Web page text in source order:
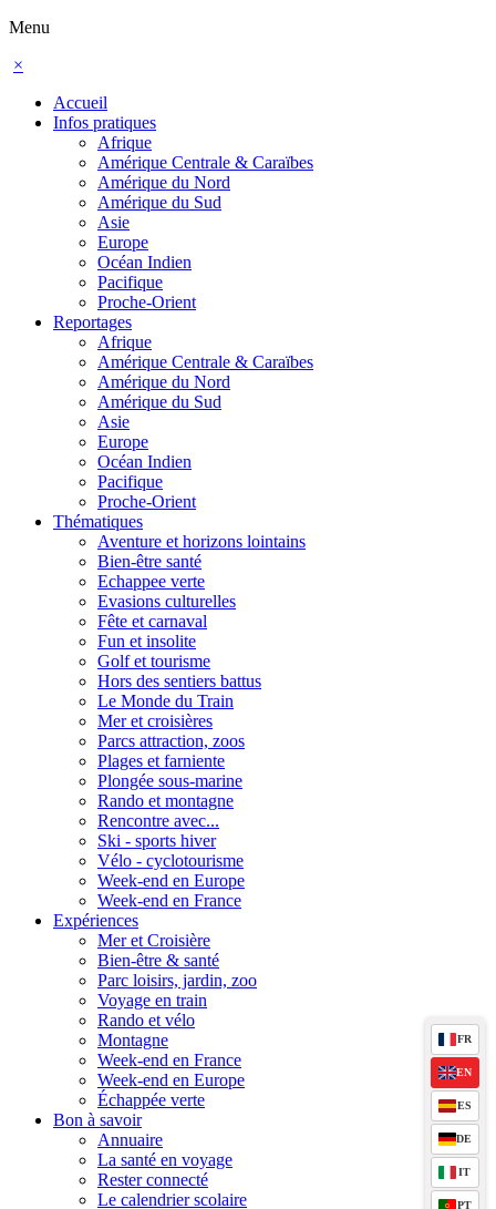
Menu
×
Accueil
Infos pratiques
Afrique
Amérique Centrale & Caraïbes
Amérique du Nord
Amérique du Sud
Asie
Europe
Océan Indien
Pacifique
Proche-Orient
Reportages
Afrique
Amérique Centrale & Caraïbes
Amérique du Nord
Amérique du Sud
Asie
Europe
Océan Indien
Pacifique
Proche-Orient
Thématiques
Aventure et horizons lointains
Bien-être santé
Echappee verte
Evasions culturelles
Fête et carnaval
Fun et insolite
Golf et tourisme
Hors des sentiers battus
Le Monde du Train
Mer et croisières
Parcs attraction, zoos
Plages et farniente
Plongée sous-marine
Rando et montagne
Rencontre avec...
Ski - sports hiver
Vélo - cyclotourisme
Week-end en Europe
Week-end en France
Expériences
Mer et Croisière
Bien-être & santé
Parc loisirs, jardin, zoo
Voyage en train
Rando et vélo
Montagne
Week-end en France
Week-end en Europe
Échappée verte
Bon à savoir
Annuaire
La santé en voyage
Rester connecté
Le calendrier scolaire
FR
EN
ES
DE
IT
PT